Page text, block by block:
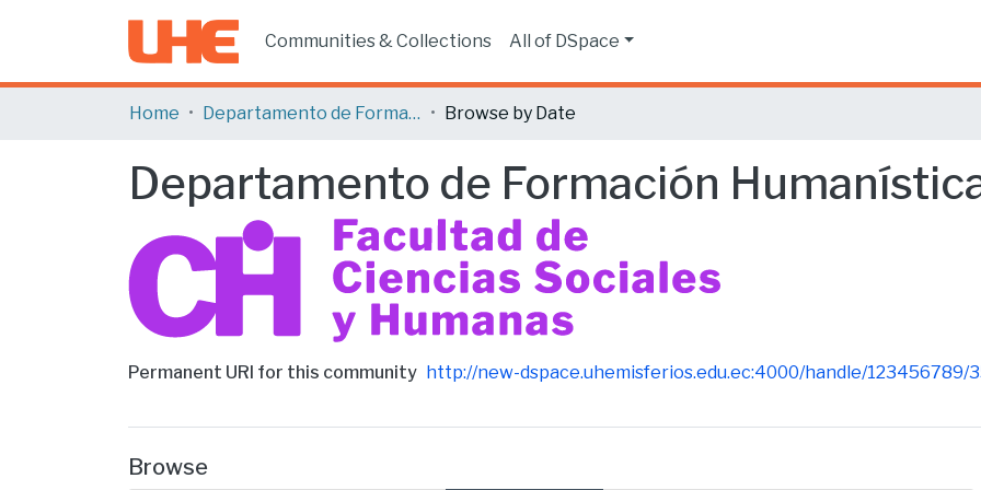
Communities & Collections All of DSpace
Home Departamento de Formación Humanística Browse by Date
Departamento de Formación
Permanent URI for this community http://new-dspace.uhemisferios.edu.ec:4000/handle/123456789/
Browse